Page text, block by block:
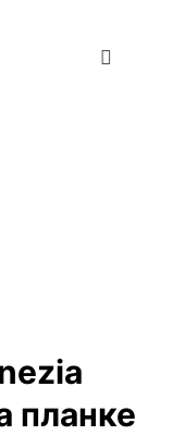
планке